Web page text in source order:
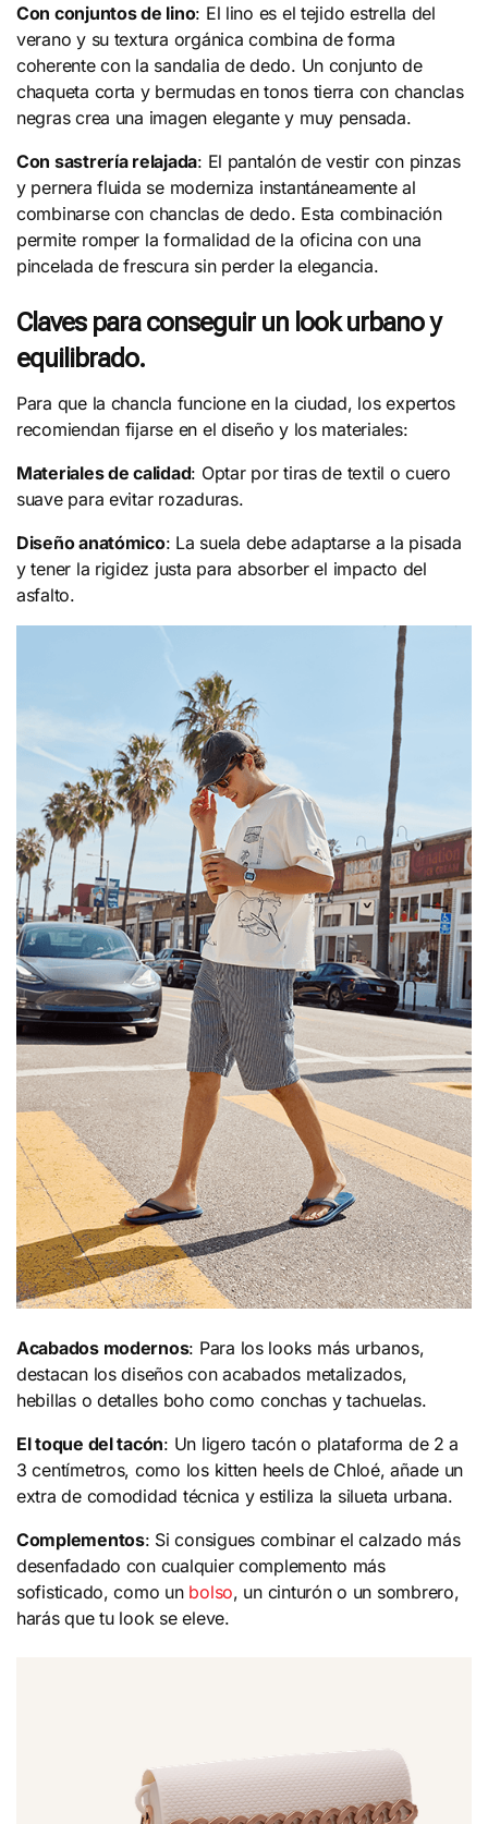
Con conjuntos de lino: El lino es el tejido estrella del
verano y su textura orgánica combina de forma
coherente con la sandalia de dedo. Un conjunto de
chaqueta corta y bermudas en tonos tierra con chanclas
negras crea una imagen elegante y muy pensada.
Con sastrería relajada: El pantalón de vestir con pinzas
y pernera fluida se moderniza instantáneamente al
combinarse con chanclas de dedo. Esta combinación
permite romper la formalidad de la oficina con una
pincelada de frescura sin perder la elegancia.
Claves para conseguir un look urbano y
equilibrado.
Para que la chancla funcione en la ciudad, los expertos
recomiendan fijarse en el diseño y los materiales:
Materiales de calidad: Optar por tiras de textil o cuero
suave para evitar rozaduras.
Diseño anatómico: La suela debe adaptarse a la pisada
y tener la rigidez justa para absorber el impacto del
asfalto.
Acabados modernos: Para los looks más urbanos,
destacan los diseños con acabados metalizados,
hebillas o detalles boho como conchas y tachuelas.
El toque del tacón: Un ligero tacón o plataforma de 2 a
3 centímetros, como los kitten heels de Chloé, añade un
extra de comodidad técnica y estiliza la silueta urbana.
Complementos: Si consigues combinar el calzado más
desenfadado con cualquier complemento más
sofisticado, como un bolso, un cinturón o un sombrero,
harás que tu look se eleve.